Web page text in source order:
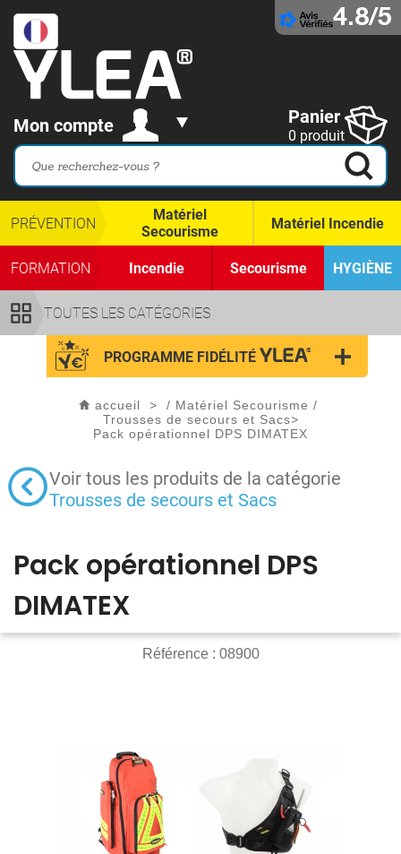
4.8/5
Mon compte Panier
0 produit
TOUTES LES CATÉGORIES
PRÉVENTION
Matériel
Secourisme
Matériel Incendie
FORMATION Incendie Secourisme HYGIÈNE
PROGRAMME FIDÉLITÉ
accueil > / Matériel Secourisme /
Trousses de secours et Sacs>
Pack opérationnel DPS DIMATEX
Voir tous les produits de la catégorie
Trousses de secours et Sacs
Pack opérationnel DPS
DIMATEX
Référence : 08900